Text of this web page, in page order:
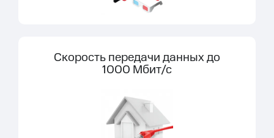
Скорость передачи данных до
1000 Мбит/с